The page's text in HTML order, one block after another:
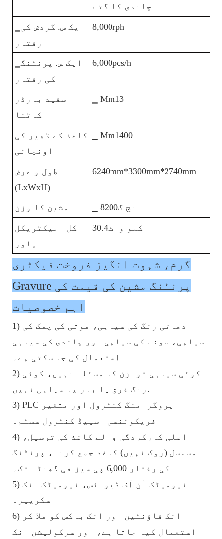
چاندی کا گتے
رفتار
8,000rph
کی رفتار
6,000pcs/h
سفید بارڈر
کاٹنا
▁ Mm13
کاغذ کے ڈھیر کی
اونچائی
▁ Mm1400
طول و عرض
(LxWxH)
6240mm*3300mm*2740mm
مشین کا وزن ▁ نج گ8200
کل الیکٹریکل
پاور
کلو واٹ30.4
گرم، شہوت انگیز فروخت فیکٹری
Gravure پرنٹنگ مشین کی قیمت کی
اہم خصوصیات
1) دھاتی رنگ کی سیاہی، موتی کی چمک کی
سیاہی، سونے کی سیاہی اور چاندی کی سیاہی
استعمال کی جا سکتی ہے۔
2) کوئی سیاہی توازن کا مسئلہ نہیں، کوئی
رنگ فرق یا بار یا سیاہی نہیں.
3) PLC پروگرامنگ کنٹرول اور متغیر
فریکوئنسی اسپیڈ کنٹرول سسٹم۔
4) اعلی کارکردگی والے کاغذ کی ترسیل،
مسلسل (روک نہیں) کاغذ جمع کرنا، پرنٹنگ
کی رفتار 6,000 پی سیز فی گھنٹہ تک۔
5) نیومیٹک آن آف ڈیوائس، نیومیٹک انک
سکریپر۔
6) انک فاؤنٹین اور انک باکس کو ملا کر
استعمال کیا جاتا ہے، اور سرکولیشن انک